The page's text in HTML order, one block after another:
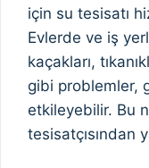
için su tesisatı
Evlerde ve iş
kaçakları,
gibi problemler,
etkileyebilir. Bu
tesisatçısından